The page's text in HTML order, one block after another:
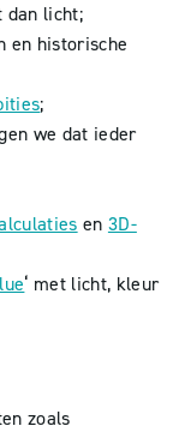
dan licht;
en historische
;
we dat ieder
en 3D-
‘ met licht, kleur
zoals